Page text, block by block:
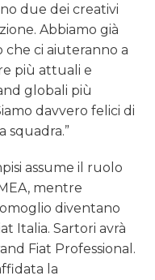
due dei creativi
Abbiamo già
che ci aiuteranno a
più attuali e
globali più
davvero felici di
squadra.”
assume il ruolo
mentre
diventano
Italia. Sartori avrà
Fiat Professional.
la